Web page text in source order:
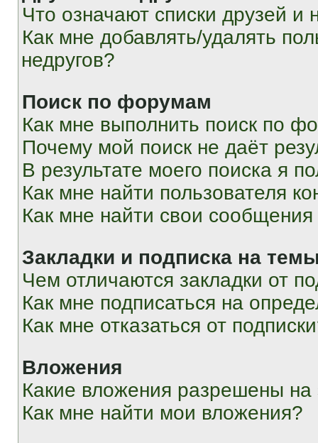
Что означают списки друзей и
Как мне добавлять/удалять
недругов?
Поиск по форумам
Как мне выполнить поиск по
Почему мой поиск не даёт
В результате моего поиска я
Как мне найти пользователя
Как мне найти свои
Закладки и подписка на
Чем отличаются закладки от
Как мне подписаться на
Как мне отказаться от
Вложения
Какие вложения разрешены
Как мне найти мои вложения?